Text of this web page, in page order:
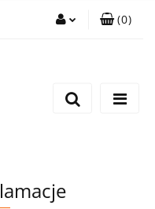
Wyślij e-mail
(0)